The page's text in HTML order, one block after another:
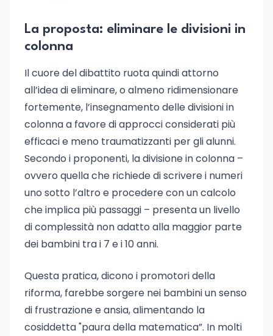
La proposta: eliminare le divisioni in
colonna
Il cuore del dibattito ruota quindi attorno
all’idea di eliminare, o almeno ridimensionare
fortemente, l’insegnamento delle divisioni in
colonna a favore di approcci considerati più
efficaci e meno traumatizzanti per gli alunni.
Secondo i proponenti, la divisione in colonna –
ovvero quella che richiede di scrivere i numeri
uno sotto l’altro e procedere con un calcolo
che implica più passaggi – presenta un livello
di complessità non adatto alla maggior parte
dei bambini tra i 7 e i 10 anni.
Questa pratica, dicono i promotori della
riforma, farebbe sorgere nei bambini un senso
di frustrazione e ansia, alimentando la
cosiddetta "paura della matematica”. In molti